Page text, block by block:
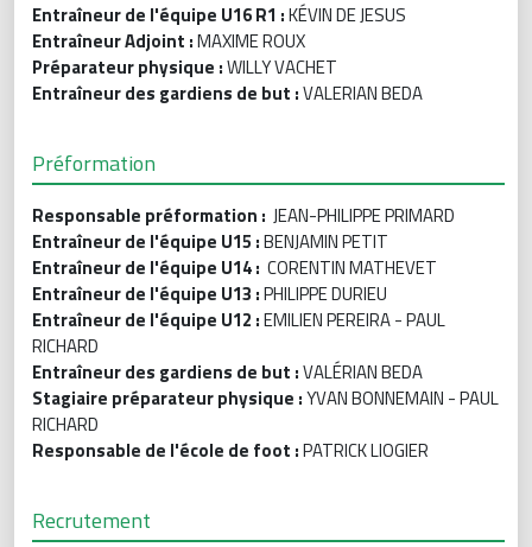
Entraîneur de l'équipe U16 R1 :KÉVIN DE JESUS
Entraîneur Adjoint :MAXIME ROUX
Préparateur physique :WILLY VACHET
Entraîneur des gardiens de but :VALERIAN BEDA
Préformation
Responsable préformation : JEAN-PHILIPPE PRIMARD
Entraîneur de l'équipe U15 :BENJAMIN PETIT
Entraîneur de l'équipe U14 : CORENTIN MATHEVET
Entraîneur de l'équipe U13 :PHILIPPE DURIEU
Entraîneur de l'équipe U12 :EMILIEN PEREIRA - PAUL
RICHARD
Entraîneur des gardiens de but :VALÉRIAN BEDA
Stagiaire préparateur physique :YVAN BONNEMAIN - PAUL
RICHARD
Responsable de l'école de foot :PATRICK LIOGIER
Recrutement